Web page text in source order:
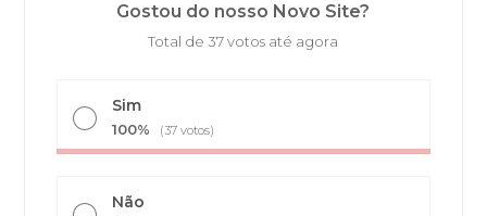
Gostou do nosso Novo Site?
Total de 37 votos até agora
Sim
100% (37 votos)
Não